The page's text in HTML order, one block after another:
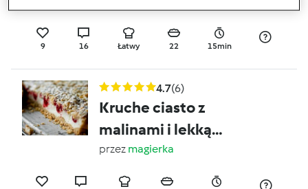
9 16 Łatwy 22 15min
4.7(6)
Kruche ciasto z
malinami i lekką
budyniową pianką
przez magierka